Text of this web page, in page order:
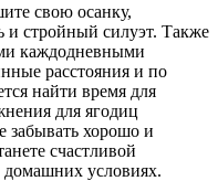
свою осанку,
и стройный силуэт. Также
каждодневными
расстояния и по
найти время для
для ягодиц
забывать хорошо и
счастливой
домашних условиях.